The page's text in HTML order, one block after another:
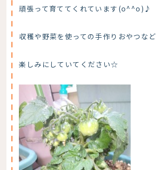
頑張って育ててくれています(o^^o)♪
収穫や野菜を使っての手作りおやつなど
楽しみにしていてください☆